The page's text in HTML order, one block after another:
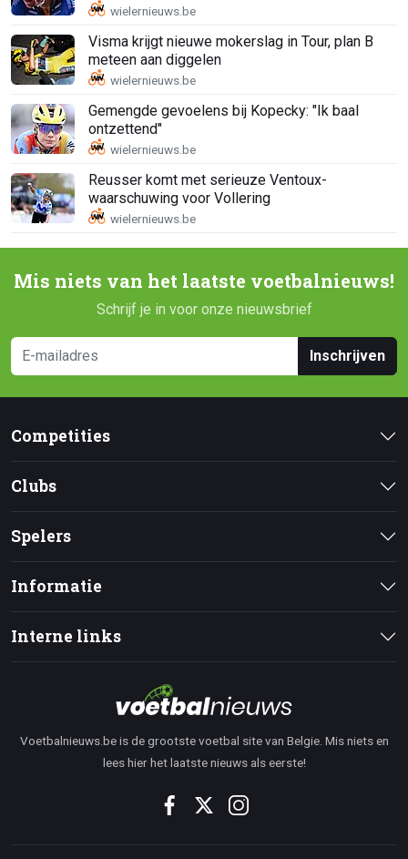
Visma krijgt nieuwe mokerslag in Tour, plan B
meteen aan diggelen
Gemengde gevoelens bij Kopecky: "Ik baal
ontzettend"
Reusser komt met serieuze Ventoux-
waarschuwing voor Vollering
Mis niets van het laatste voetbalnieuws!
Schrijf je in voor onze nieuwsbrief
Inschrijven
Competities
Clubs
Spelers
Informatie
Interne links
Voetbalnieuws.be is de grootste voetbal site van Belgie. Mis niets en
lees hier het laatste nieuws als eerste!